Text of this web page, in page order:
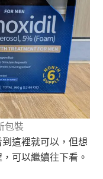
包裝
這裡就可以，但想
可以繼續往下看。